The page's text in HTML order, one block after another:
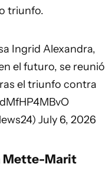
triunfo.
Ingrid Alexandra,
el futuro, se reunió
el triunfo contra
July 6, 2026
Mette-Marit